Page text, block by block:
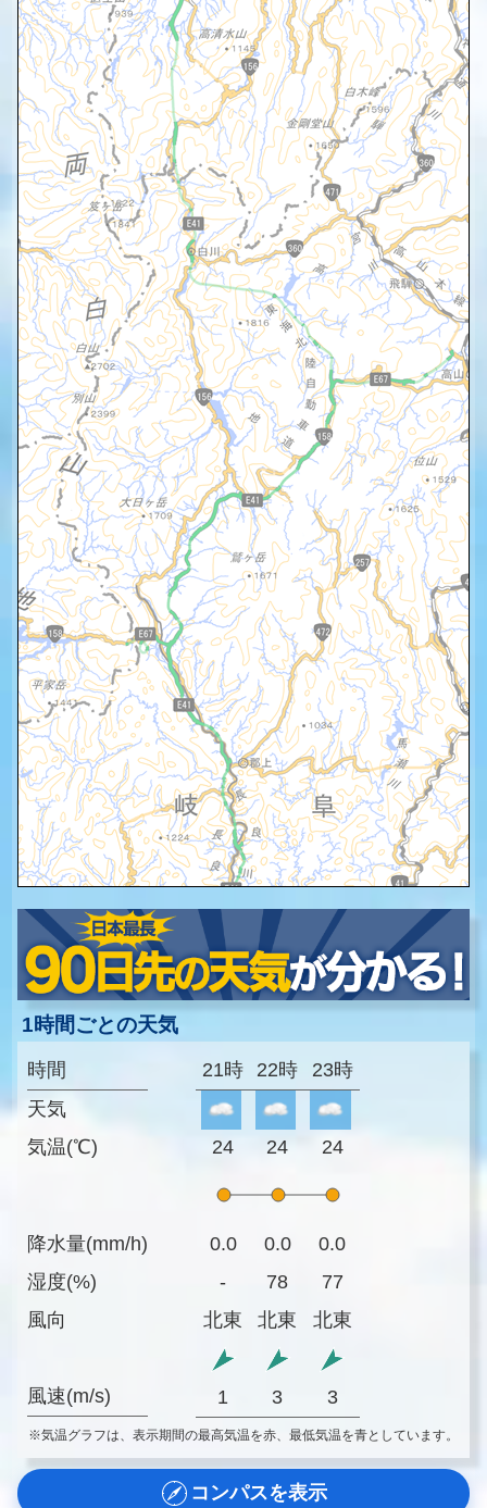
1時間ごとの天気
時間
天気
気温(℃)
降水量(mm/h)
湿度(%)
風向
風速(m/s)
21時 22時 23時
24 24 24
0.0 0.0
0.0
-
78
77
北東
北東 北東
1 3 3
※気温グラフは、表示期間の最高気温を赤、最低気温を青としています。
コンパスを表示